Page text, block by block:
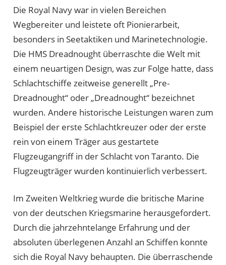
Die Royal Navy war in vielen Bereichen
Wegbereiter und leistete oft Pionierarbeit,
besonders in Seetaktiken und Marinetechnologie.
Die HMS Dreadnought überraschte die Welt mit
einem neuartigen Design, was zur Folge hatte, dass
Schlachtschiffe zeitweise generellt „Pre-
Dreadnought“ oder „Dreadnought“ bezeichnet
wurden. Andere historische Leistungen waren zum
Beispiel der erste Schlachtkreuzer oder der erste
rein von einem Träger aus gestartete
Flugzeugangriff in der Schlacht von Taranto. Die
Flugzeugträger wurden kontinuierlich verbessert.
Im Zweiten Weltkrieg wurde die britische Marine
von der deutschen Kriegsmarine herausgefordert.
Durch die jahrzehntelange Erfahrung und der
absoluten überlegenen Anzahl an Schiffen konnte
sich die Royal Navy behaupten. Die überraschende